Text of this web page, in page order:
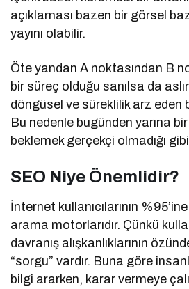
açıklaması bazen bir görsel
yayını olabilir.
Öte yandan A noktasından B
bir süreç olduğu sanılsa da
döngüsel ve süreklilik arz eden
Bu nedenle bugünden yarına
beklemek gerçekçi olmadığı
SEO Niye Önemlidir?
İnternet kullanıcılarının %95’ine
arama motorlarıdır. Çünkü
davranış alışkanlıklarının
“sorgu” vardır. Buna göre
bilgi ararken, karar vermeye